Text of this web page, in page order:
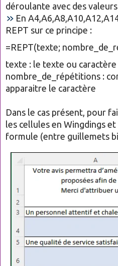
déroulante avec des
En
REPT sur ce principe :
=REPT(texte;
texte : le texte ou
nombre_de_répétitions :
apparaitre le caractère
Dans le cas présent, pour
les cellules en Wingdings
formule (entre guillemets